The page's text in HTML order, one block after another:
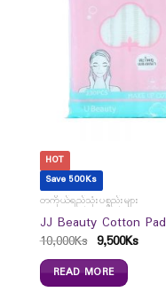
HOT
Save 500Ks
တကိုယ်ရည်သုံးပစ္စည်းများ
JJ Beauty Cotton
10,000Ks 9,500Ks
READ MORE